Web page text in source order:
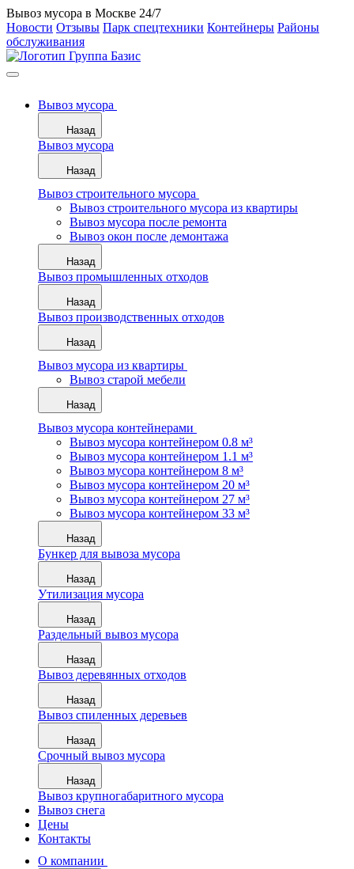
Вывоз мусора в Москве 24/7
Новости Отзывы Парк спецтехники Контейнеры Районы
обслуживания
Вывоз мусора
Назад
Вывоз мусора
Назад
Вывоз строительного мусора
Вывоз строительного мусора из квартиры
Вывоз мусора после ремонта
Вывоз окон после демонтажа
Назад
Вывоз промышленных отходов
Назад
Вывоз производственных отходов
Назад
Вывоз мусора из квартиры
Вывоз старой мебели
Назад
Вывоз мусора контейнерами
Вывоз мусора контейнером 0.8 м³
Вывоз мусора контейнером 1.1 м³
Вывоз мусора контейнером 8 м³
Вывоз мусора контейнером 20 м³
Вывоз мусора контейнером 27 м³
Вывоз мусора контейнером 33 м³
Назад
Бункер для вывоза мусора
Назад
Утилизация мусора
Назад
Раздельный вывоз мусора
Назад
Вывоз деревянных отходов
Назад
Вывоз спиленных деревьев
Назад
Срочный вывоз мусора
Назад
Вывоз крупногабаритного мусора
Вывоз снега
Цены
Контакты
О компании